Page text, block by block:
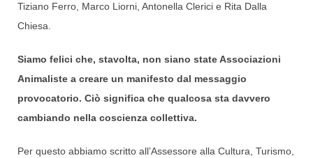
Tiziano Ferro, Marco Liorni, Antonella Clerici e Rita Dalla
Chiesa.
Siamo felici che, stavolta, non siano state Associazioni
Animaliste a creare un manifesto dal messaggio
provocatorio. Ciò significa che qualcosa sta davvero
cambiando nella coscienza collettiva.
Per questo abbiamo scritto all’Assessore alla Cultura, Turismo,